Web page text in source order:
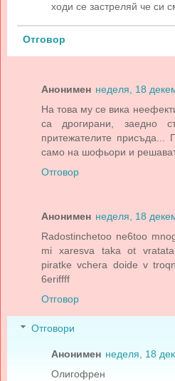
ходи се застреляй че си
Отговор
Анонимен неделя, 18
На това му се вика
са дрогирани, заедно
притежателите присъда...
само на шофьори и
Отговор
Анонимен неделя, 18
Radostinchetoo ne6too
mi xaresva taka ot
piratke vchera doide v
6eriffff
Отговор
Отговори
Анонимен неделя, 18
Олигофрен